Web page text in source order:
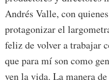
Andrés Valle, con
protagonizar el
feliz de volver a trabajar
que para mí son como
ven la vida. La manera